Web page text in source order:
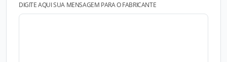
DIGITE AQUI SUA MENSAGEM PARA O FABRICANTE